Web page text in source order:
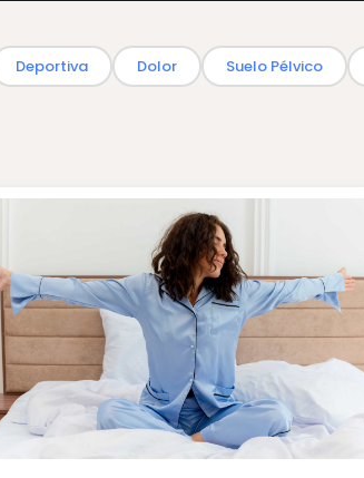
Deportiva Dolor Suelo Pélvico